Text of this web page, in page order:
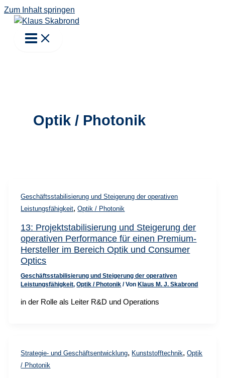
Zum Inhalt springen
Optik / Photonik
Geschäftsstabilisierung und Steigerung der operativen
Leistungsfähigkeit,Optik / Photonik
13: Projektstabilisierung und Steigerung der
operativen Performance für einen Premium-
Hersteller im Bereich Optik und Consumer
Optics
Geschäftsstabilisierung und Steigerung der operativen
Leistungsfähigkeit,Optik / Photonik / Von Klaus M. J. Skabrond
in der Rolle als Leiter R&D und Operations
Strategie- und Geschäftsentwicklung, Kunststofftechnik,Optik
/ Photonik